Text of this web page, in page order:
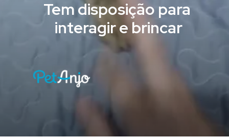
Tem disposição para
interagir e brincar